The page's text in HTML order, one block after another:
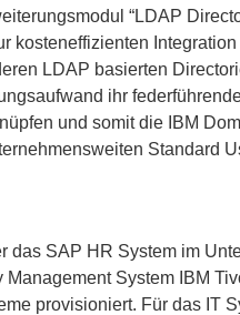
“LDAP
kosteneffizienten
LDAP basierten
ihr
und somit die IBM
Standard
das SAP HR System im
Management System IBM
provisioniert. Für das IT